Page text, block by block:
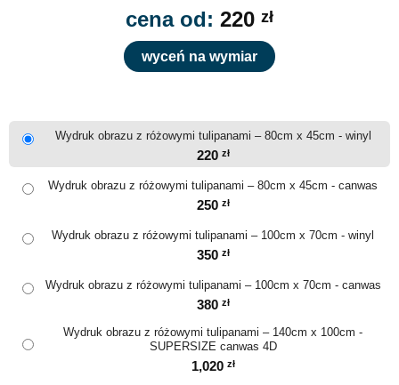
cena od: 220 zł
wyceń na wymiar
Wydruk obrazu z różowymi tulipanami – 80cm x 45cm - winyl
220 zł
Wydruk obrazu z różowymi tulipanami – 80cm x 45cm - canwas
250 zł
Wydruk obrazu z różowymi tulipanami – 100cm x 70cm - winyl
350 zł
Wydruk obrazu z różowymi tulipanami – 100cm x 70cm - canwas
380 zł
Wydruk obrazu z różowymi tulipanami – 140cm x 100cm -
SUPERSIZE canwas 4D
1,020 zł